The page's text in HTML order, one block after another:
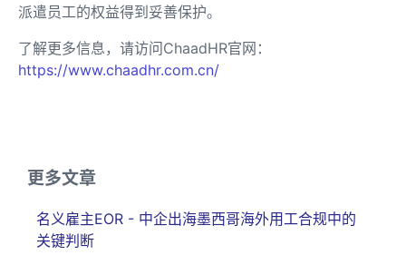
派遣员工的权益得到妥善保护。
了解更多信息，请访问ChaadHR官网：
https://www.chaadhr.com.cn/
更多文章
名义雇主EOR - 中企出海墨西哥海外用工合规中的
关键判断